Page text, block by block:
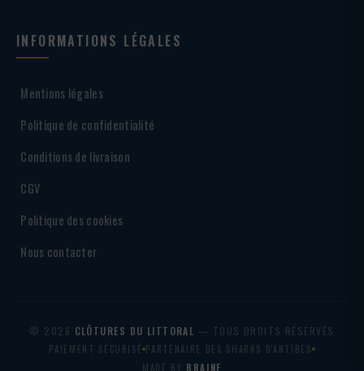
INFORMATIONS LÉGALES
Mentions légales
Politique de confidentialité
Conditions de livraison
CGV
Politique des cookies
Nous contacter
© 2026 CLÔTURES DU LITTORAL — TOUS DROITS RÉSERVÉS
PAIEMENT SÉCURISÉ PARTENAIRE DES SHARKS D'ANTIBES
MADE BY BRAINF